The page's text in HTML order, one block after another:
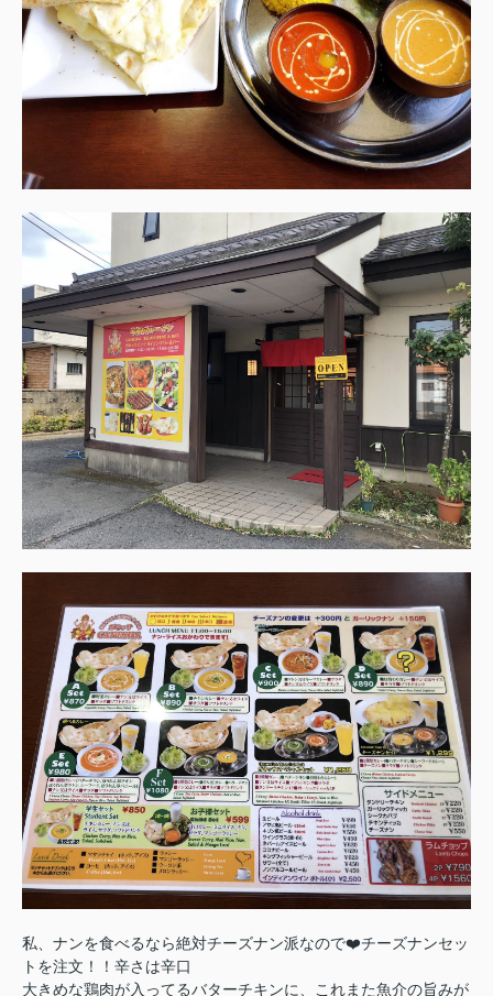
私、ナンを食べるなら絶対チーズナン派なので❤️チーズナンセッ
トを注文！！辛さは辛口
大きめな鶏肉が入ってるバターチキンに、これまた魚介の旨みが